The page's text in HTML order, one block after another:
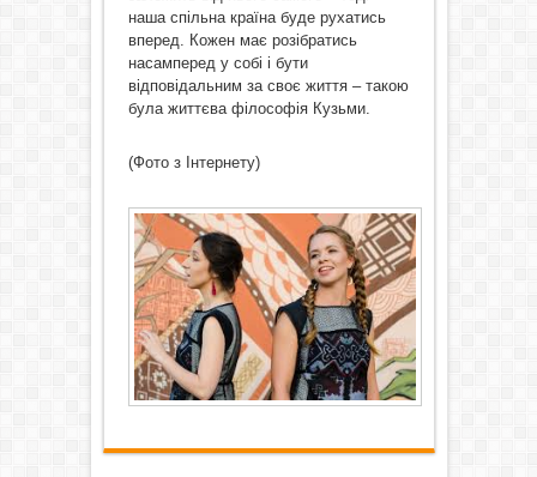
наша спільна країна буде рухатись
вперед. Кожен має розібратись
насамперед у собі і бути
відповідальним за своє життя – такою
була життєва філософія Кузьми.
(Фото з Інтернету)